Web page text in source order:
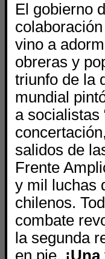
El gobierno
vino a
obreras y
triunfo de la
mundial
a socialistas
salidos de
Frente
y mil luchas
chilenos.
combate
la segunda
en pie.